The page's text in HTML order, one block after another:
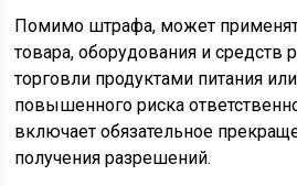
Помимо штрафа, может
товара, оборудования и средств
торговли продуктами питания
повышенного риска
включает обязательное
получения разрешений.